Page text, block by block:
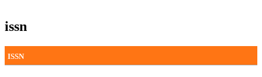
issn
ISSN